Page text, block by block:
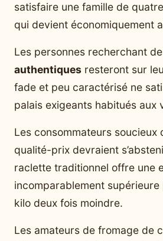
satisfaire une famille de
qui devient économiquement
Les personnes recherchant
authentiques resteront sur
fade et peu caractérisé ne
palais exigeants habitués aux
Les consommateurs soucieux
qualité-prix devraient
raclette traditionnel offre une
incomparablement supérieure
kilo deux fois moindre.
Les amateurs de fromage de